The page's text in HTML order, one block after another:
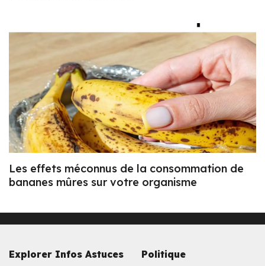
Les effets méconnus de la consommation de
bananes mûres sur votre organisme
Explorer Infos Astuces Politique